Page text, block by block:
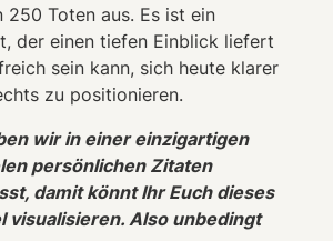
250 Toten aus. Es ist ein
der einen tiefen Einblick liefert
sein kann, sich heute klarer
zu positionieren.
wir in einer einzigartigen
persönlichen Zitaten
damit könnt Ihr Euch dieses
visualisieren. Also unbedingt